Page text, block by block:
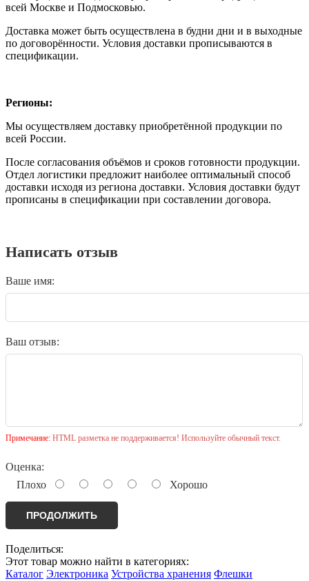
всей Москве и Подмосковью.
Доставка может быть осуществлена в будни дни и в выходные
по договорённости. Условия доставки прописываются в
спецификации.
Регионы:
Мы осуществляем доставку приобретённой продукции по
всей России.
После согласования объёмов и сроков готовности продукции.
Отдел логистики предложит наиболее оптимальный способ
доставки исходя из региона доставки. Условия доставки будут
прописаны в спецификации при составлении договора.
Написать отзыв
Ваше имя:
Ваш отзыв:
Примечание: HTML разметка не поддерживается! Используйте обычный текст.
Оценка:
Плохо
Хорошо
ПРОДОЛЖИТЬ
Поделиться:
Этот товар можно найти в категориях:
Каталог Электроника Устройства хранения Флешки